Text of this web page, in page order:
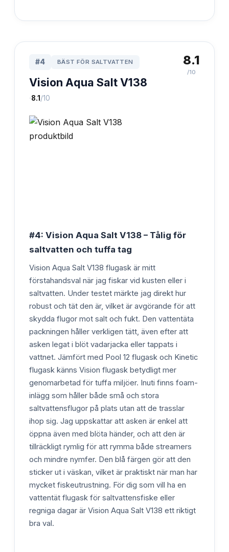
#4 BÄST FÖR SALTVATTEN
Vision Aqua Salt V138
·8.1 /10
8.1
/10
#4: Vision Aqua Salt V138 – Tålig för
saltvatten och tuffa tag
Vision Aqua Salt V138 flugask är mitt
förstahandsval när jag fiskar vid kusten eller i
saltvatten. Under testet märkte jag direkt hur
robust och tät den är, vilket är avgörande för att
skydda flugor mot salt och fukt. Den vattentäta
packningen håller verkligen tätt, även efter att
asken legat i blöt vadarjacka eller tappats i
vattnet. Jämfört med Pool 12 flugask och Kinetic
flugask känns Vision flugask betydligt mer
genomarbetad för tuffa miljöer. Inuti finns foam-
inlägg som håller både små och stora
saltvattensflugor på plats utan att de trasslar
ihop sig. Jag uppskattar att asken är enkel att
öppna även med blöta händer, och att den är
tillräckligt rymlig för att rymma både streamers
och mindre nymfer. Den blå färgen gör att den
sticker ut i väskan, vilket är praktiskt när man har
mycket fiskeutrustning. För dig som vill ha en
vattentät flugask för saltvattensfiske eller
regniga dagar är Vision Aqua Salt V138 ett riktigt
bra val.